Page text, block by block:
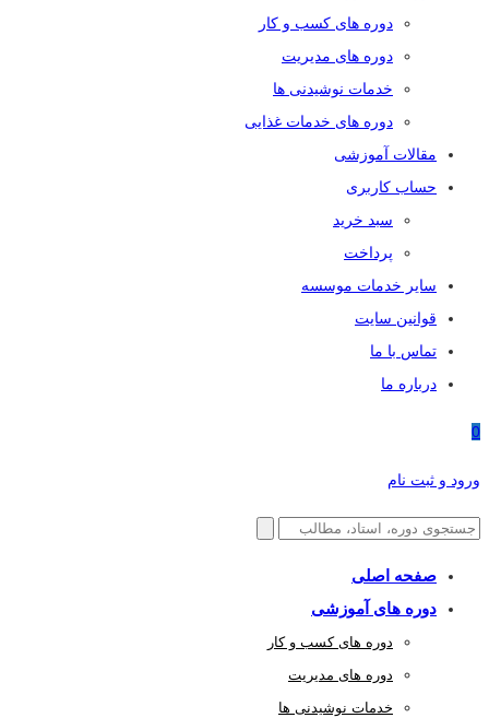
دوره های کسب و کار
دوره های مدیریت
خدمات نوشیدنی ها
دوره های خدمات غذایی
مقالات آموزشی
حساب کاربری
سبد خرید
پرداخت
سایر خدمات موسسه
قوانین سایت
تماس با ما
درباره ما
0
ورود و ثبت نام
صفحه اصلی
دوره های آموزشی
دوره های کسب و کار
دوره های مدیریت
خدمات نوشیدنی ها